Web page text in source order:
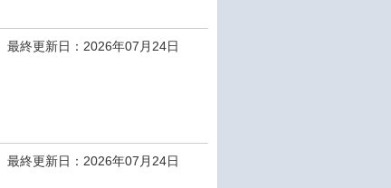
最終更新日：2026年07月24日
最終更新日：2026年07月24日